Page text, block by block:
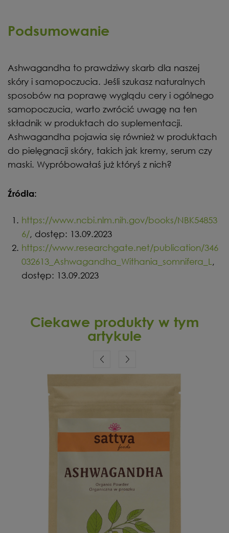
Podsumowanie
Ashwagandha to prawdziwy skarb dla naszej
skóry i samopoczucia. Jeśli szukasz naturalnych
sposobów na poprawę wyglądu cery i ogólnego
samopoczucia, warto zwrócić uwagę na ten
składnik w produktach do suplementacji.
Ashwagandha pojawia się również w produktach
do pielęgnacji skóry, takich jak kremy, serum czy
maski. Wypróbowałaś już któryś z nich?
Źródła:
https://www.ncbi.nlm.nih.gov/books/NBK54853
6/, dostęp: 13.09.2023
https://www.researchgate.net/publication/346
032613_Ashwagandha_Withania_somnifera_L ,
dostęp: 13.09.2023
Ciekawe produkty w tym
artykule